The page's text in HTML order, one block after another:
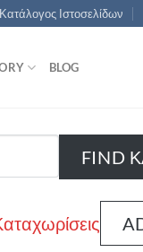
Κατάλογος Ιστοσελίδων
BLOG